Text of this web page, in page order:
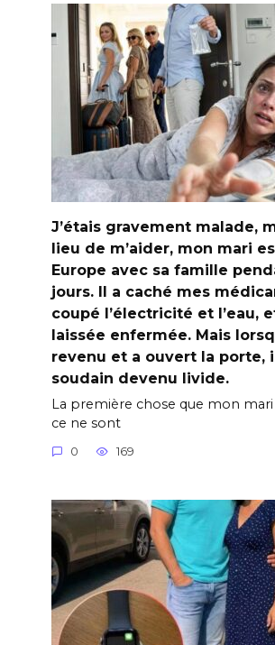
J’étais gravement malade,
lieu de m’aider, mon mari
Europe avec sa famille
jours. Il a caché mes
coupé l’électricité et l’eau,
laissée enfermée. Mais
revenu et a ouvert la porte,
soudain devenu livide.
La première chose que mon mari
ce ne sont
0 169